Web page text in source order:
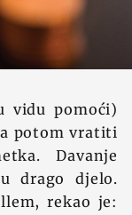
vidu pomoći)
potom vratiti
Davanje
drago djelo.
rekao je: